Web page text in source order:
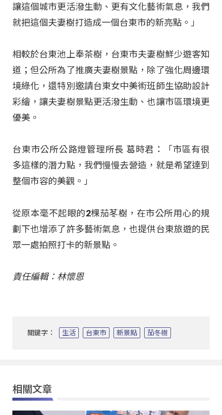
讓這個城市更活潑生動、更有文化藝術氣息，我們
就把這個夫妻樹打造成一個台東市的新亮點。」
相較於台東池上奉茶樹，台東市夫妻樹鮮少遊客知
道；但公所為了推廣夫妻樹景點，除了強化周邊環
境綠化，還特別邀請台東女中美術班師生協助設計
彩繪，讓夫妻樹景點更活潑生動、也讓市區環境更
優美。
台東市公所公路燈管理所長 葛時君：「市區有很
多這樣的潛力點，我們慢慢去營造，就是希望達到
整個市容的美觀。」
從原本毫不起眼的2棵茄苳樹，在市公所用心的規
劃下也增添了許多藝術氣息，也提供台東旅遊的民
眾一處拍照打卡的新景點。
責任編輯：林懷恩
關鍵字： 生活 台東市 新景點 茄冬樹
相關文章